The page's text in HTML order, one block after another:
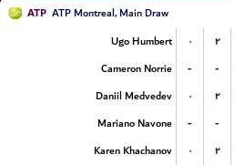
ATP ATP Montreal, Main Draw
Ugo Humbert
۰ ۲
Cameron Norrie
- -
Daniil Medvedev
۰ ۲
Mariano Navone
- -
Karen Khachanov
۰ ۲